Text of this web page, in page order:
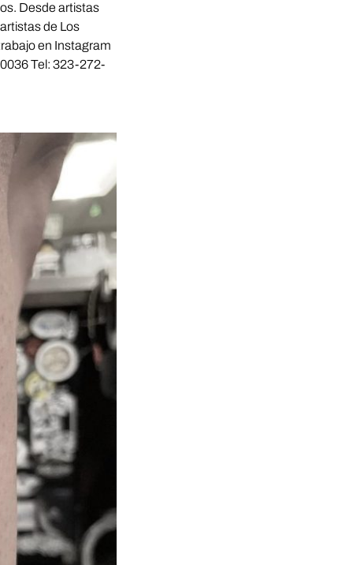
Desde artistas
de Los
en Instagram
Tel: 323-272-